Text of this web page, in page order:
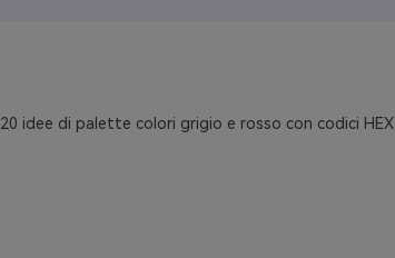
20 idee di palette colori grigio e rosso con codici HEX